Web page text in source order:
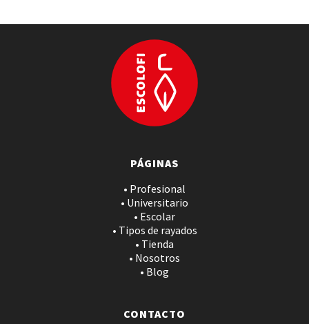
PÁGINAS
• Profesional
• Universitario
• Escolar
• Tipos de rayados
• Tienda
• Nosotros
• Blog
CONTACTO